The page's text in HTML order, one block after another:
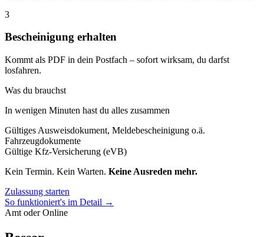
3
Bescheinigung erhalten
Kommt als PDF in dein Postfach – sofort wirksam, du darfst
losfahren.
Was du brauchst
In wenigen Minuten hast du alles zusammen
Gültiges Ausweisdokument, Meldebescheinigung o.ä.
Fahrzeugdokumente
Gültige Kfz-Versicherung (eVB)
Kein Termin. Kein Warten. Keine Ausreden mehr.
Zulassung starten
So funktioniert's im Detail →
Amt oder Online